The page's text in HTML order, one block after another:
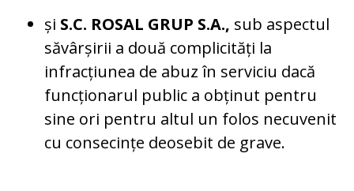
și S.C. ROSAL GRUP S.A., sub aspectul
săvârșirii a două complicități la
infracțiunea de abuz în serviciu dacă
funcționarul public a obținut pentru
sine ori pentru altul un folos necuvenit
cu consecințe deosebit de grave.